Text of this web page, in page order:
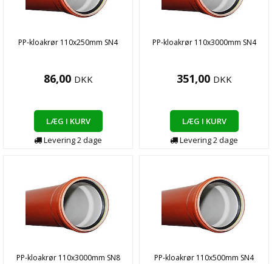
PP-kloakrør 110x250mm SN4
86,00 DKK
LÆG I KURV
Levering2dage
PP-kloakrør 110x3000mm SN4
351,00 DKK
LÆG I KURV
Levering2dage
PP-kloakrør 110x3000mm SN8 PP-kloakrør 110x500mm SN4